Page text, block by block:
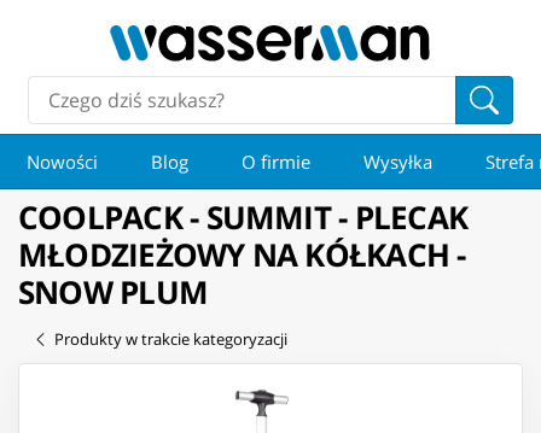
Nowości Blog O firmie Wysyłka Strefa
COOLPACK - SUMMIT - PLECAK
MŁODZIEŻOWY NA KÓŁKACH -
SNOW PLUM
Produkty w trakcie kategoryzacji